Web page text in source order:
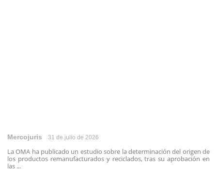
Mercojuris 31 de julio de 2026
La OMA ha publicado un estudio sobre la determinación del origen de
los productos remanufacturados y reciclados, tras su aprobación en
las ...